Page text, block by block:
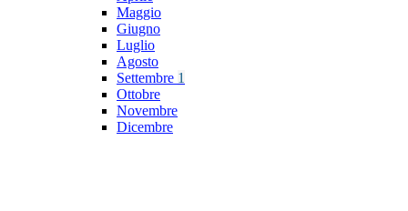
Maggio
Giugno
Luglio
Agosto
Settembre 1
Ottobre
Novembre
Dicembre